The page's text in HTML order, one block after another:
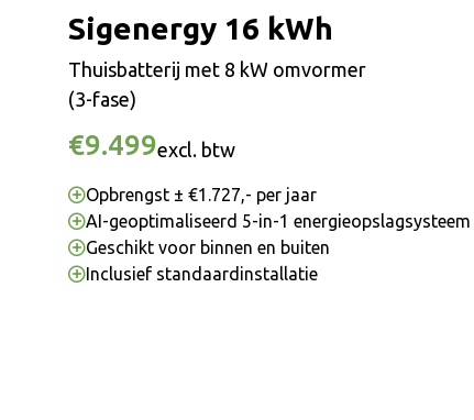
Sigenergy 16 kWh
Thuisbatterij met 8 kW omvormer
(3-fase)
€9.499excl. btw
Opbrengst ± €1.727,- per jaar
AI-geoptimaliseerd 5-in-1 energieopslagsysteem
Geschikt voor binnen en buiten
Inclusief standaardinstallatie